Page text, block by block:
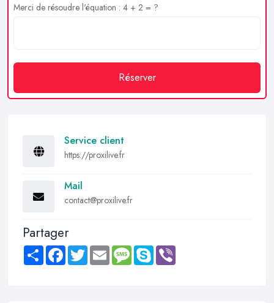
Merci de résoudre l'équation : 4 + 2 = ?
Réserver
Service client
https://proxilive.fr
Mail
contact@proxilive.fr
Partager
Share FacebookTwitter Email MessageSkype